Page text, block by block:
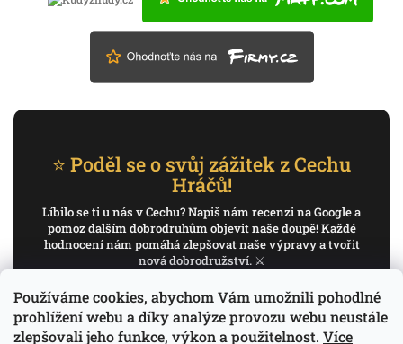
Používáme cookies, abychom Vám umožnili pohodlné
prohlížení webu a díky analýze provozu webu neustále
zlepšovali jeho funkce, výkon a použitelnost. Více
⭐ Poděl se o svůj zážitek z Cechu
Hráčů!
Líbilo se ti u nás v Cechu? Napiš nám recenzi na Google a
pomoz dalším dobrodruhům objevit naše doupě! Každé
hodnocení nám pomáhá zlepšovat naše výpravy a tvořit
nová dobrodružství. ⚔️
✍️ Napiš recenzi na Google